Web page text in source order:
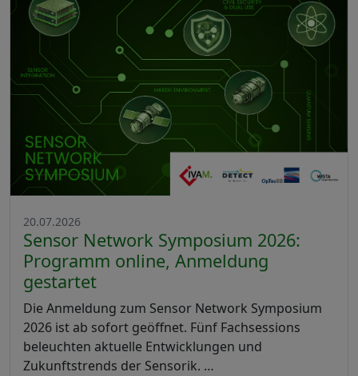
20.07.2026
Sensor Network Symposium 2026:
Programm online, Anmeldung
gestartet
Die Anmeldung zum Sensor Network Symposium
2026 ist ab sofort geöffnet. Fünf Fachsessions
beleuchten aktuelle Entwicklungen und
Zukunftstrends der Sensorik. …